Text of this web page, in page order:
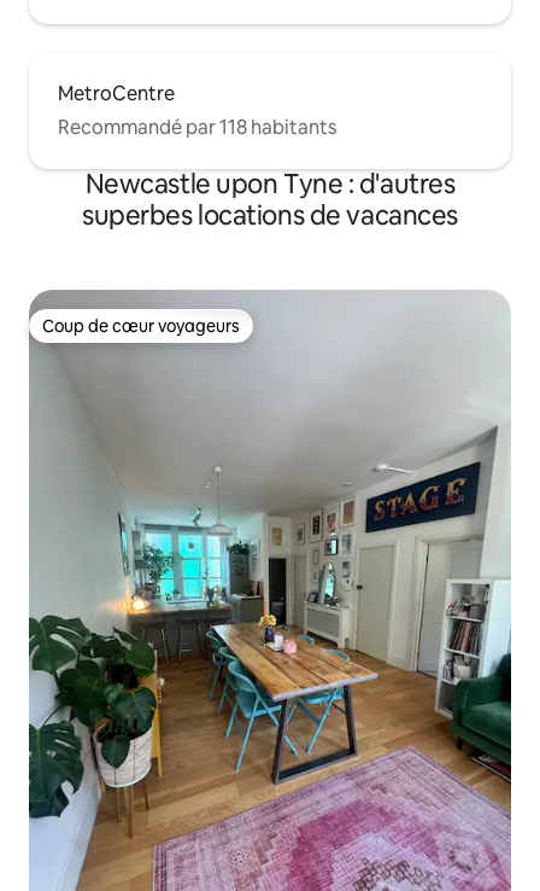
MetroCentre
Recommandé par 118 habitants
Newcastle upon Tyne : d'autres
superbes locations de vacances
Coup de cœur voyageurs
Coup de cœur voyageurs